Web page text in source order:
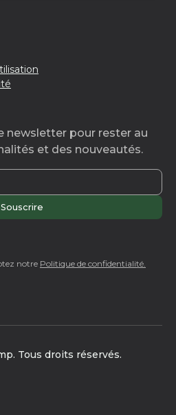
newsletter pour rester au
et des nouveautés.
notre Politique de confidentialité.
Tous droits réservés.